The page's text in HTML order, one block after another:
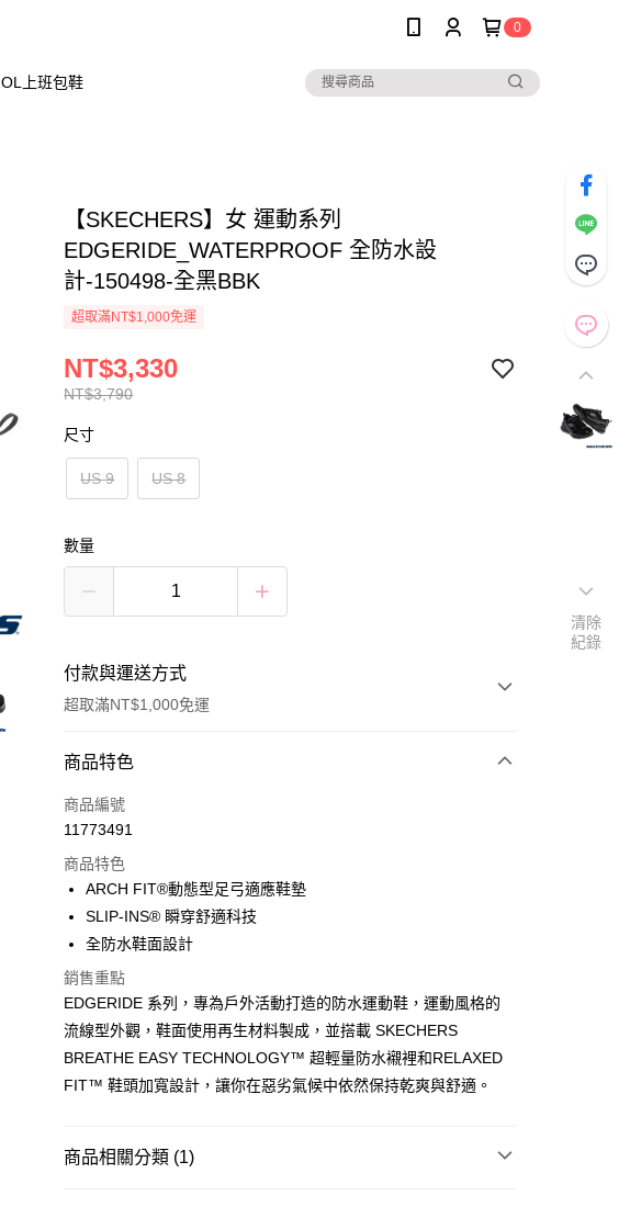
0
OL上班包鞋
【SKECHERS】女 運動系列
EDGERIDE_WATERPROOF 全防水設
計-150498-全黑BBK
超取滿NT$1,000免運
NT$3,790
NT$3,330
尺寸
US 9 US 8
數量
付款與運送方式
超取滿NT$1,000免運
付款方式
信用卡一次付款
運送方式
全家取貨付款
每筆NT$60，滿NT$1,000(含以上)免運費
7-11取貨付款
每筆NT$60，滿NT$1,000(含以上)免運費
宅配
商品特色
商品編號
11773491
商品特色
ARCH FIT®動態型足弓適應鞋墊
SLIP-INS® 瞬穿舒適科技
全防水鞋面設計
銷售重點
EDGERIDE 系列，專為戶外活動打造的防水運動鞋，運動風格的
流線型外觀，鞋面使用再生材料製成，並搭載 SKECHERS
BREATHE EASY TECHNOLOGY™ 超輕量防水襯裡和RELAXED
FIT™ 鞋頭加寬設計，讓你在惡劣氣候中依然保持乾爽與舒適。
商品相關分類 (1)
清除
紀錄